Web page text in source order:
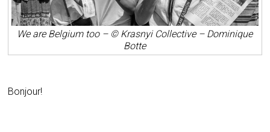
We are Belgium too – © Krasnyi Collective – Dominique
Botte
Bonjour!